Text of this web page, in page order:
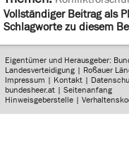
Vollständiger Beitrag als
Schlagworte zu diesem
Eigentümer und Herausgeber:
Landesverteidigung | Roßauer
Impressum | Kontakt |
bundesheer.at |Seitenanfang
Hinweisgeberstelle |